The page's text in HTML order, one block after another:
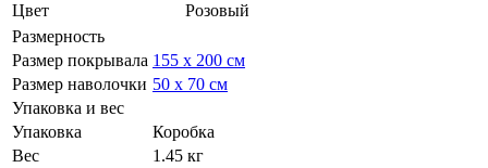
Цвет
Розовый
Размерность
Размер покрывала 155 х 200 см
Размер наволочки 50 х 70 см
Упаковка и вес
Упаковка
Коробка
Вес
1.45 кг